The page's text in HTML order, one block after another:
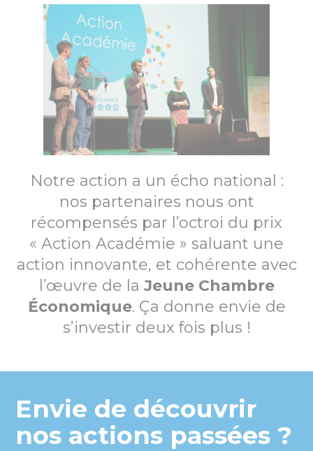
Notre action a un écho national :
nos partenaires nous ont
récompensés par l’octroi du prix
« Action Académie » saluant une
action innovante, et cohérente avec
l’œuvre de la Jeune Chambre
Économique. Ça donne envie de
s’investir deux fois plus !
Envie de découvrir
nos actions passées ?